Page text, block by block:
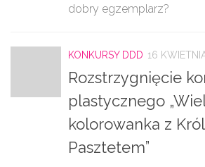
dobry egzemplarz?
KONKURSY DDD 16
Rozstrzygnięcie
plastycznego
kolorowanka z
Pasztetem”